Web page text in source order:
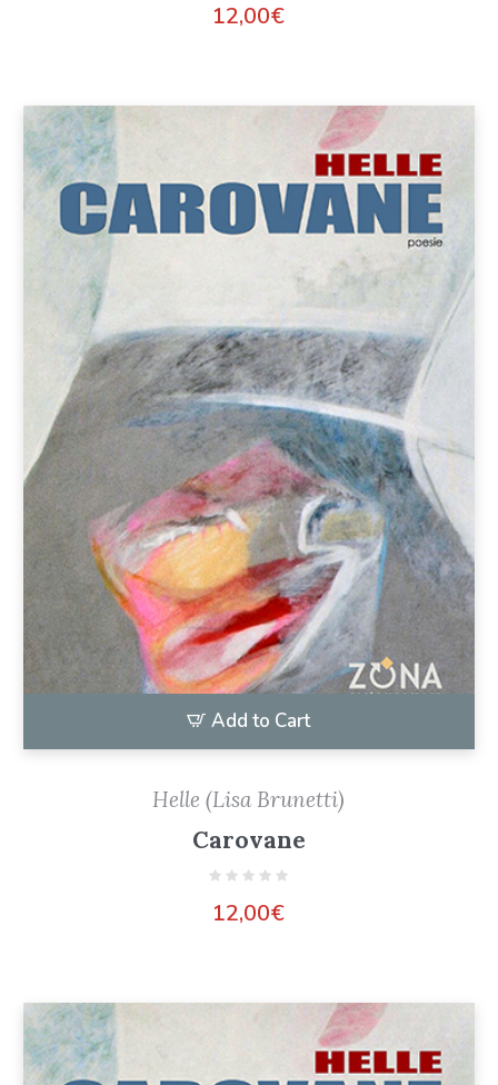
12,00€
Add to Cart
Helle (Lisa Brunetti)
Carovane
12,00€